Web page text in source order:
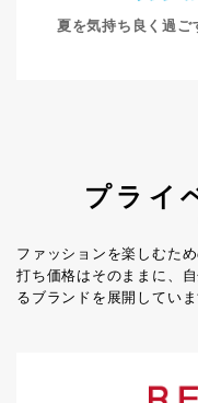
夏を気持ち良く過ご
プライ
ファッションを楽しむた
打ち価格はそのままに、
るブランドを展開していま